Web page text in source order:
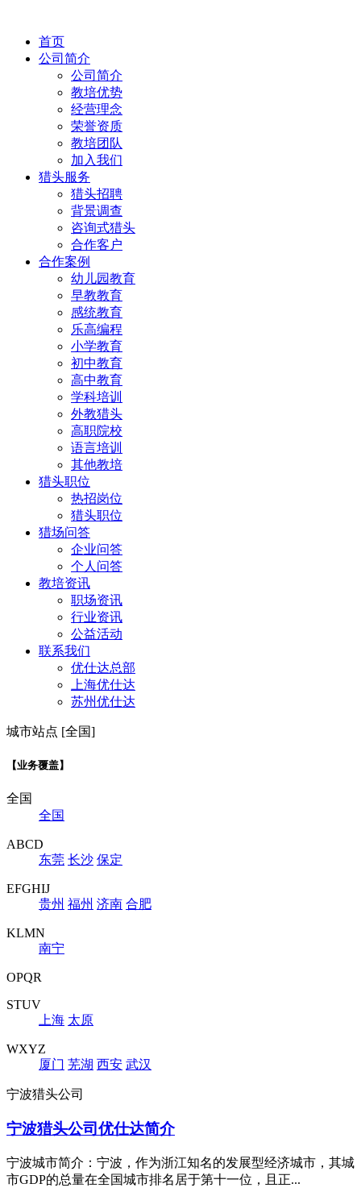
首页
公司简介
公司简介
教培优势
经营理念
荣誉资质
教培团队
加入我们
猎头服务
猎头招聘
背景调查
咨询式猎头
合作客户
合作案例
幼儿园教育
早教教育
感统教育
乐高编程
小学教育
初中教育
高中教育
学科培训
外教猎头
高职院校
语言培训
其他教培
猎头职位
热招岗位
猎头职位
猎场问答
企业问答
个人问答
教培资讯
职场资讯
行业资讯
公益活动
联系我们
优仕达总部
上海优仕达
苏州优仕达
城市站点 [全国]
【业务覆盖】
全国
全国
ABCD
东莞 长沙 保定
EFGHIJ
贵州 福州 济南 合肥
KLMN
南宁
OPQR
STUV
上海 太原
WXYZ
厦门 芜湖 西安 武汉
宁波猎头公司
宁波猎头公司优仕达简介
宁波城市简介：宁波，作为浙江知名的发展型经济城市，其城
市GDP的总量在全国城市排名居于第十一位，且正...